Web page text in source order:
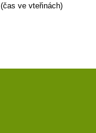
(čas ve vteřinách)